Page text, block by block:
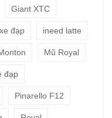
Giant XTC
đạp ineed latte
Mũ Royal
đạp
Pinarello F12